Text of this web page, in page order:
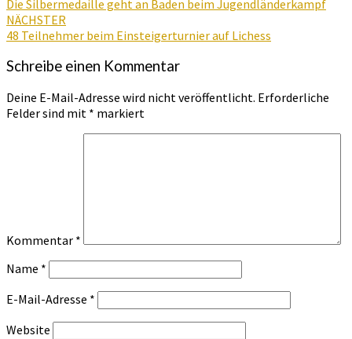
Die Silbermedaille geht an Baden beim Jugendländerkampf
NÄCHSTER
48 Teilnehmer beim Einsteigerturnier auf Lichess
Schreibe einen Kommentar
Deine E-Mail-Adresse wird nicht veröffentlicht. Erforderliche
Felder sind mit * markiert
Kommentar *
Name *
E-Mail-Adresse *
Website